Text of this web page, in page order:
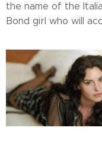
the name of the
Bond girl who will